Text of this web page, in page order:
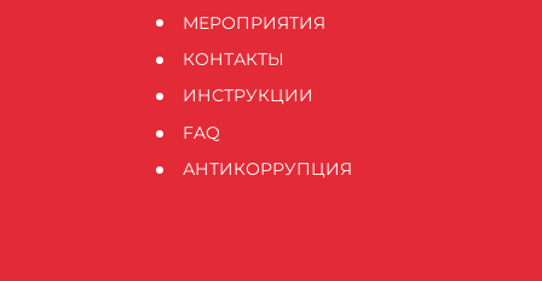
МЕРОПРИЯТИЯ
КОНТАКТЫ
ИНСТРУКЦИИ
FAQ
АНТИКОРРУПЦИЯ